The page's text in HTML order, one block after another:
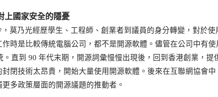
上國家安全的隱憂
莫乃光經歷學生、工程師、創業者到議員的身分轉變，對於使
時是比較傳統電腦公司，都不是開源軟體。儘管在公司中有使
直到 90 年代末期，開源詞彙慢慢出現後，回到香港創業，提
閉技術太昂貴，開始大量使用開源軟體。後來在互聯網協會中
多政策層面的開源議題的推動者。